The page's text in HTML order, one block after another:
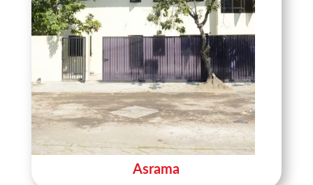
Asrama